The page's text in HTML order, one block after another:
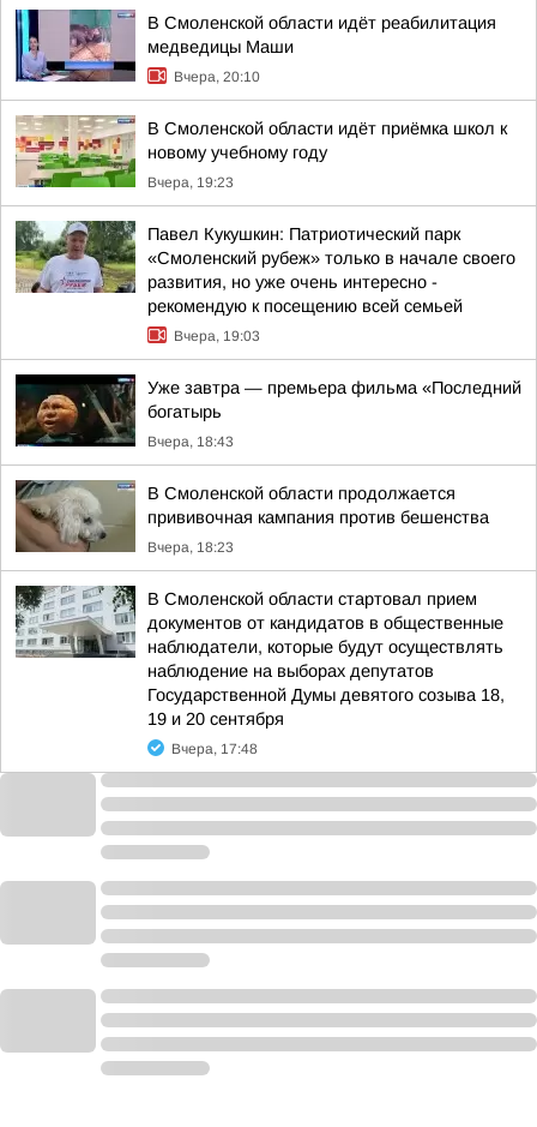
В Смоленской области идёт реабилитация
медведицы Маши
Вчера, 20:10
В Смоленской области идёт приёмка школ к
новому учебному году
Вчера, 19:23
Павел Кукушкин: Патриотический парк
«Смоленский рубеж» только в начале своего
развития, но уже очень интересно -
рекомендую к посещению всей семьей
Вчера, 19:03
Уже завтра — премьера фильма «Последний
богатырь
Вчера, 18:43
В Смоленской области продолжается
прививочная кампания против бешенства
Вчера, 18:23
В Смоленской области стартовал прием
документов от кандидатов в общественные
наблюдатели, которые будут осуществлять
наблюдение на выборах депутатов
Государственной Думы девятого созыва 18,
19 и 20 сентября
Вчера, 17:48